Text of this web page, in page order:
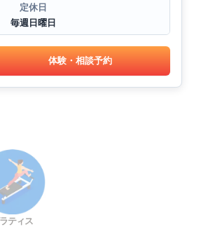
定休日
毎週日曜日
体験・相談予約
ティス